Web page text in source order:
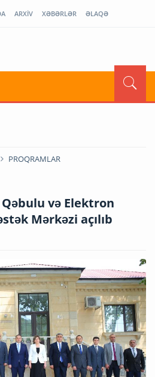
ARXİV XƏBƏRLƏR ƏLAQƏ
PROQRAMLAR
və Elektron
Mərkəzi açılıb